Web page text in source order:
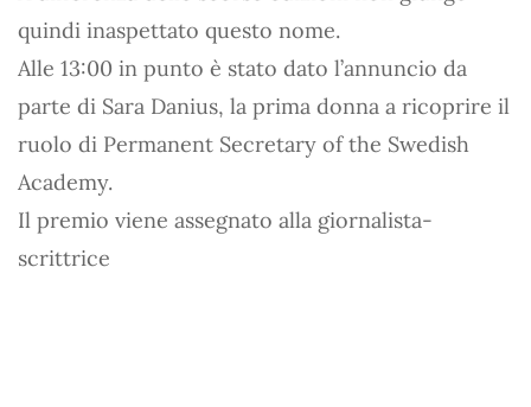
quindi inaspettato questo nome.
Alle 13:00 in punto è stato dato l’annuncio da
parte di Sara Danius, la prima donna a ricoprire il
ruolo di Permanent Secretary of the Swedish
Academy.
Il premio viene assegnato alla giornalista-
scrittrice